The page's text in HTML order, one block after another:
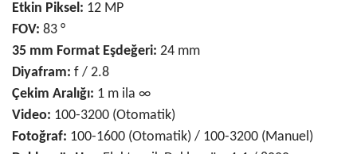
Etkin Piksel: 12 MP
FOV: 83 °
35 mm Format Eşdeğeri: 24 mm
Diyafram: f / 2.8
Çekim Aralığı: 1 m ila ∞
Video: 100-3200 (Otomatik)
Fotoğraf: 100-1600 (Otomatik) / 100-3200 (Manuel)